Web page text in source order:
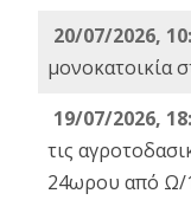
20/07/2026,
μονοκατοικία
19/07/2026,
τις
24ωρου από Ω/